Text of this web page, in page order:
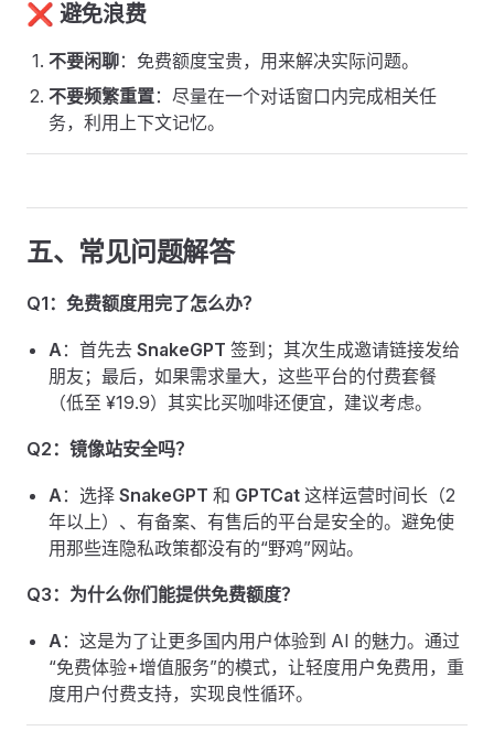
❌ 避免浪费
不要闲聊：免费额度宝贵，用来解决实际问题。
不要频繁重置：尽量在一个对话窗口内完成相关任
务，利用上下文记忆。
五、常见问题解答
Q1：免费额度用完了怎么办？
A：首先去 SnakeGPT 签到；其次生成邀请链接发给
朋友；最后，如果需求量大，这些平台的付费套餐
（低至 ¥19.9）其实比买咖啡还便宜，建议考虑。
Q2：镜像站安全吗？
A：选择 SnakeGPT 和 GPTCat 这样运营时间长（2
年以上）、有备案、有售后的平台是安全的。避免使
用那些连隐私政策都没有的“野鸡”网站。
Q3：为什么你们能提供免费额度？
A：这是为了让更多国内用户体验到 AI 的魅力。通过
“免费体验+增值服务”的模式，让轻度用户免费用，重
度用户付费支持，实现良性循环。